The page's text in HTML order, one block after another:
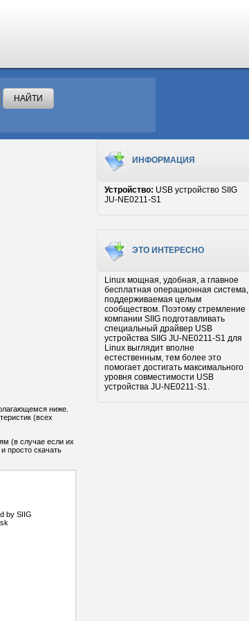
ниже.
(всех
(в случае если их
просто скачать
by SIIG
ИНФОРМАЦИЯ
Устройство: USB устройство SIIG
JU-NE0211-S1
ЭТО ИНТЕРЕСНО
Linux мощная, удобная, а главное
бесплатная операционная система,
поддерживаемая целым
сообществом. Поэтому стремление
компании SIIG подготавливать
специальный драйвер USB
устройства SIIG JU-NE0211-S1 для
Linux выглядит вполне
естественным, тем более это
помогает достигать максимального
уровня совместимости USB
устройства JU-NE0211-S1.